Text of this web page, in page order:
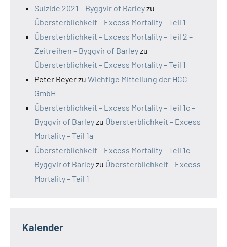
Suizide 2021 – Byggvir of Barleyzu
Übersterblichkeit – Excess Mortality – Teil 1
Übersterblichkeit – Excess Mortality – Teil 2 –
Zeitreihen – Byggvir of Barleyzu
Übersterblichkeit – Excess Mortality – Teil 1
Peter Beyerzu Wichtige Mitteilung der HCC
GmbH
Übersterblichkeit – Excess Mortality – Teil 1c –
Byggvir of Barleyzu Übersterblichkeit – Excess
Mortality – Teil 1a
Übersterblichkeit – Excess Mortality – Teil 1c –
Byggvir of Barleyzu Übersterblichkeit – Excess
Mortality – Teil 1
Kalender